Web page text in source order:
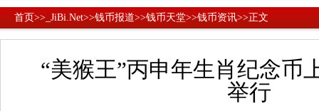
首页>> _JiBi.Net>>钱币报道>>钱币天堂>>钱币资讯>>正文
“美猴王”丙申年生肖纪念币
举行